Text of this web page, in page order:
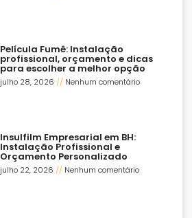
Película Fumê: Instalação
profissional, orçamento e dicas
para escolher a melhor opção
julho 28, 2026 Nenhum comentário
Insulfilm Empresarial em BH:
Instalação Profissional e
Orçamento Personalizado
julho 22, 2026 Nenhum comentário